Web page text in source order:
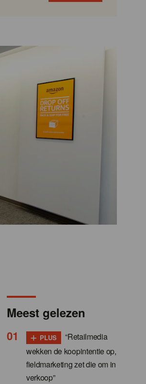
Meest gelezen
+ PLUS
“Retailmedia
wekken de koopintentie op,
fieldmarketing zet die om in
verkoop”